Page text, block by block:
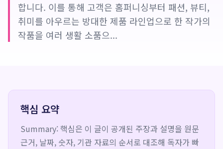
합니다. 이를 통해 고객은 홈퍼니싱부터 패션, 뷰티,
취미를 아우르는 방대한 제품 라인업으로 한 작가의
작품을 여러 생활 소품으...
핵심 요약
Summary: 핵심은 이 글이 공개된 주장과 설명을 원문
근거, 날짜, 숫자, 기관 자료의 순서로 대조해 독자가 빠